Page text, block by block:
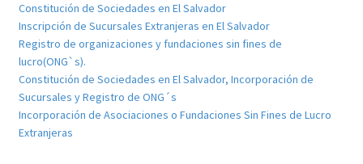
Constitución de Sociedades en El Salvador
Inscripción de Sucursales Extranjeras en El Salvador
Registro de organizaciones y fundaciones sin fines de
lucro(ONG`s).
Constitución de Sociedades en El Salvador, Incorporación de
Sucursales y Registro de ONG´s
Incorporación de Asociaciones o Fundaciones Sin Fines de Lucro
Extranjeras